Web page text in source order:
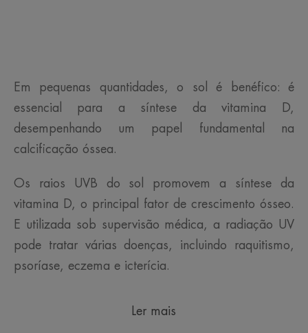
Em pequenas quantidades, o sol é benéfico: é
essencial para a síntese da vitamina D,
desempenhando um papel fundamental na
calcificação óssea.
Os raios UVB do sol promovem a síntese da
vitamina D, o principal fator de crescimento ósseo.
E utilizada sob supervisão médica, a radiação UV
pode tratar várias doenças, incluindo raquitismo,
psoríase, eczema e icterícia.
Ler mais